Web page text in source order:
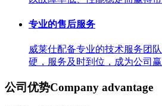
专业的售后服务
威莱仕配备专业的技术服务团
硬，服务及时到位，成为公司
公司优势Company advantage